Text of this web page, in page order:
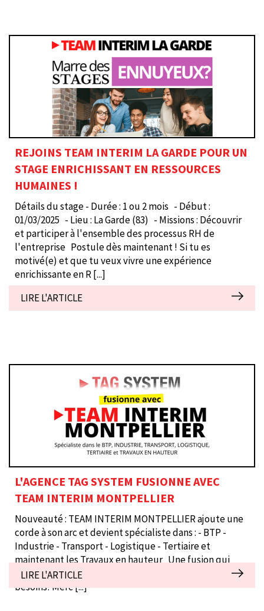
REJOINS TEAM INTERIM LA GARDE POUR UN
STAGE ENRICHISSANT EN RESSOURCES
HUMAINES !
Détails du stage - Durée : 1 ou 2 mois - Début :
01/03/2025 - Lieu : La Garde (83) - Missions : Découvrir
et participer à l'ensemble des processus RH de
l'entreprise Postule dès maintenant ! Si tu es
motivé(e) et que tu veux vivre une expérience
enrichissante en R[...]
LIRE L'ARTICLE
L'AGENCE TAG SYSTEM FUSIONNE AVEC
TEAM INTERIM MONTPELLIER
Nouveauté : TEAM INTERIM MONTPELLIER ajoute une
corde à son arc et devient spécialiste dans : - BTP -
Industrie - Transport - Logistique - Tertiaire et
maintenant les Travaux en hauteur Une fusion qui
nous rend encore plus forts pour mieux répondre à vos
besoins! Merc[...]
LIRE L'ARTICLE